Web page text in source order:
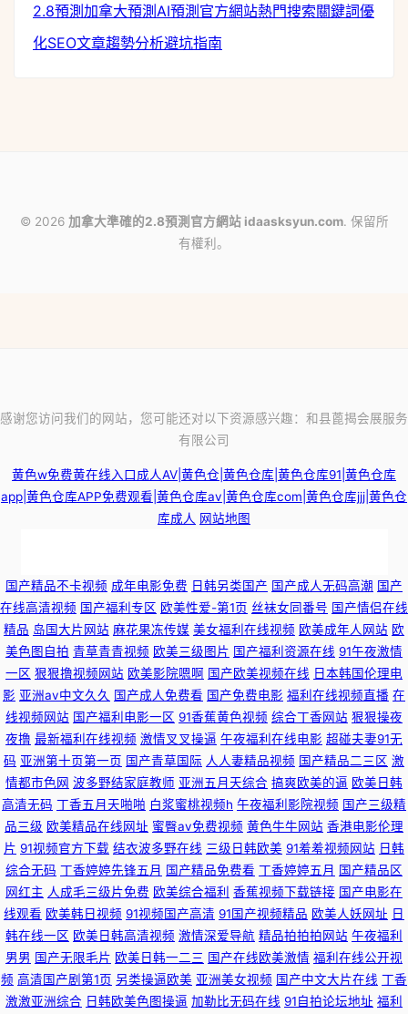
buffer
2.8預測 加拿大預測 AI預測 官方網站熱門搜索關鍵詞優
化SEO文章趨勢分析避坑指南
© 2026 加拿大準確的2.8預測官方網站 idaasksyun.com. 保留所
有權利。
感谢您访问我们的网站，您可能还对以下资源感兴趣：和县蓖揭会展服务
有限公司
黄色w免费黄在线入口成人AV|黄色仓|黄色仓库|黄色仓库91|黄色仓库
app|黄色仓库APP免费观看|黄色仓库av|黄色仓库com|黄色仓库jjj|黄色仓
库成人 网站地图
费福利社老司机 日本理论免费在线观看 成人性交黄色片免费看 国产精品一
精二精 免费看黄网站污污污 99国产 东方AV在线国产精品高清一区 欧美69网
91小仙女思妍 亚洲日韩色性视频 久久人热人 91豆花网页 性交电影 黄色色情
婷婷影院 青青艹狠狠干 91迅雷种子在线观看 91白丝视频 久久色播日本成人
不卡 网站在线观看mv视频 国产一二三视频 瑟瑟av中文 日韩色图第三页 白
丝后入 91舞社官网 久草导航 国产91不卡 成人久久A毛片 美女性生活网站 91
骚货妇noav 亚洲美女国产探花 亚洲色在线资源 日本不卡视频在线 久久人热
人 91男男视频 伊人久久黄色视频 九草免费色站 熟女AV色站导航 亚洲综合日
韩欧美 国产毛片网页 人人妻AV在线 欧日韩在线视频 国产乱视在线 极品吃瓜
国产精品不卡视频 成年电影免费 日韩另类国产 国产成人无码高潮 国产
在线高清视频 国产福利专区 欧美性爱-第1页 丝袜女同番号 国产情侣在线
精品 岛国大片网站 麻花果冻传媒 美女福利在线视频 欧美成年人网站 欧
美色图自拍 青草青青视频 欧美三级图片 国产福利资源在线 91午夜激情
一区 狠狠撸视频网站 欧美影院嗯啊 国产欧美视频在线 日本韩国伦理电
影 亚洲av中文久久 国产成人免费看 国产免费电影 福利在线视频直播 在
线视频网站 国产福利电影一区 91香蕉黄色视频 综合丁香网站 狠狠操夜
夜撸 最新福利在线视频 激情叉叉操逼 午夜福利在线电影 超碰夫妻91无
码 亚洲第十页第一页 国产青草国际 人人妻精品视频 国产精品二三区 激
情都市色网 波多野结家庭教师 亚洲五月天综合 搞爽欧美的逼 欧美日韩
高清无码 丁香五月天啪啪 白浆蜜桃视频h 午夜福利影院视频 国产三级精
品三级 欧美精品在线网址 蜜臀av免费视频 黄色牛牛网站 香港电影伦理
片 91视频官方下载 结衣波多野在线 三级日韩欧美 91羞羞视频网站 日韩
综合无码 丁香婷婷先锋五月 国产精品免费看 丁香婷婷五月 国产精品区
网红主 人成毛三级片免费 欧美综合福利 香蕉视频下载链接 国产电影在
线观看 欧美韩日视频 91视频国产高清 91国产视频精品 欧美人妖网址 日
韩在线一区 欧美日韩高清视频 激情深爱导航 精品拍拍拍网站 午夜福利
男男 国产无限毛片 欧美日韩一二三 国产在线欧美激情 福利在线公开视
频 高清国产剧第1页 另类操逼欧美 亚洲美女视频 国产中文大片在线 丁香
激激亚洲综合 日韩欧美色图操逼 加勒比无码在线 91自拍论坛地址 福利